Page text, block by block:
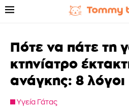
Πότε να πάτε τη
κτηνίατρο
ανάγκης: 8 λόγοι
Υγεία Γάτας